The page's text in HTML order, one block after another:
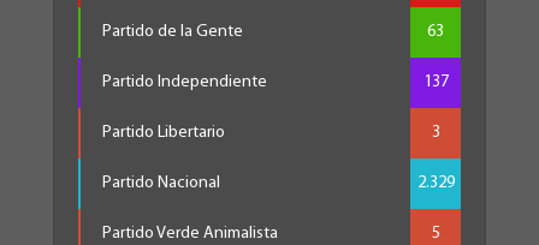
Partido de la Gente 63
Partido Independiente 137
Partido Libertario 3
Partido Nacional 2.329
Partido Verde Animalista 5